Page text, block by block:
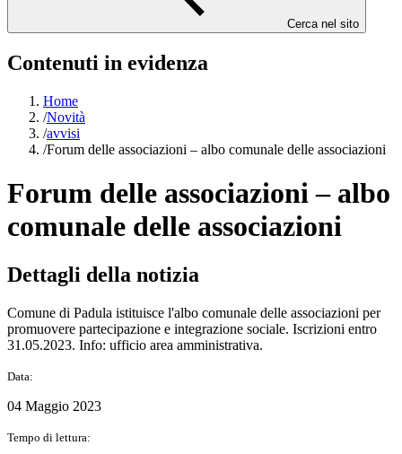
Cerca nel sito
Contenuti in evidenza
Home
/Novità
/avvisi
/Forum delle associazioni – albo comunale delle associazioni
Forum delle associazioni – albo
comunale delle associazioni
Dettagli della notizia
Comune di Padula istituisce l'albo comunale delle associazioni per
promuovere partecipazione e integrazione sociale. Iscrizioni entro
31.05.2023. Info: ufficio area amministrativa.
Data:
04 Maggio 2023
Tempo di lettura: